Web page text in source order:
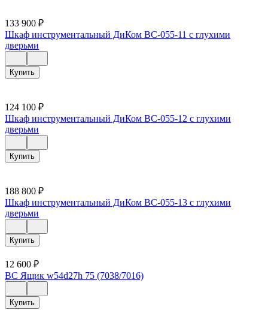
133 900 ₽
Шкаф инструментальный ДиКом ВС-055-11 с глухими
дверьми
Купить
124 100 ₽
Шкаф инструментальный ДиКом ВС-055-12 с глухими
дверьми
Купить
188 800 ₽
Шкаф инструментальный ДиКом ВС-055-13 с глухими
дверьми
Купить
12 600 ₽
ВС Ящик w54d27h 75 (7038/7016)
Купить